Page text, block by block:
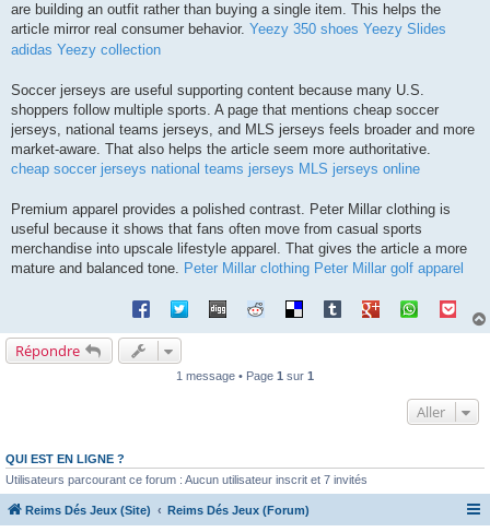
are building an outfit rather than buying a single item. This helps the
article mirror real consumer behavior. Yeezy 350 shoes Yeezy Slides
adidas Yeezy collection
Soccer jerseys are useful supporting content because many U.S.
shoppers follow multiple sports. A page that mentions cheap soccer
jerseys, national teams jerseys, and MLS jerseys feels broader and more
market-aware. That also helps the article seem more authoritative.
cheap soccer jerseys national teams jerseys MLS jerseys online
Premium apparel provides a polished contrast. Peter Millar clothing is
useful because it shows that fans often move from casual sports
merchandise into upscale lifestyle apparel. That gives the article a more
mature and balanced tone. Peter Millar clothing Peter Millar golf apparel
Répondre
1 message • Page 1 sur 1
Aller
QUI EST EN LIGNE ?
Utilisateurs parcourant ce forum : Aucun utilisateur inscrit et 7 invités
Reims Dés Jeux (Site) Reims Dés Jeux (Forum)